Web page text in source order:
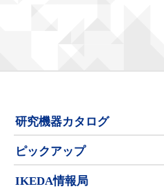
研究機器カタログ
ピックアップ
IKEDA情報局